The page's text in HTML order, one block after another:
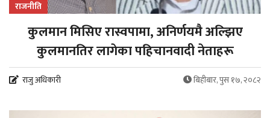
राजनीति
कुलमान मिसिए रास्वपामा, अनिर्णयमै अल्झिए
कुलमानतिर लागेका पहिचानवादी नेताहरू
राजु अधिकारी बिहीबार, पुस १७, २०८२